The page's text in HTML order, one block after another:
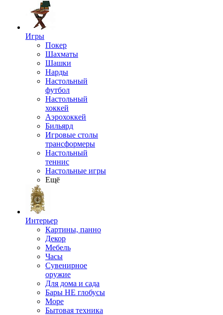
Игры
Покер
Шахматы
Шашки
Нарды
Настольный
футбол
Настольный
хоккей
Аэрохоккей
Бильярд
Игровые столы
трансформеры
Настольный
теннис
Настольные игры
Ещё
Интерьер
Картины, панно
Декор
Мебель
Часы
Сувенирное
оружие
Для дома и сада
Бары НЕ глобусы
Море
Бытовая техника